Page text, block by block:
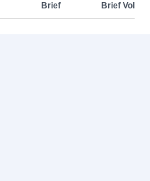
Brief Brief Vol